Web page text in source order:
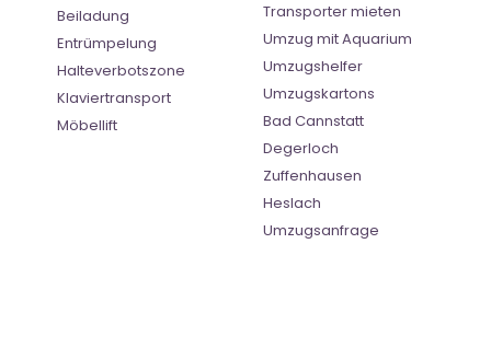
Beiladung
Entrümpelung
Halteverbotszone
Klaviertransport
Möbellift
Transporter mieten
Umzug mit Aquarium
Umzugshelfer
Umzugskartons
Bad Cannstatt
Degerloch
Zuffenhausen
Heslach
Umzugsanfrage